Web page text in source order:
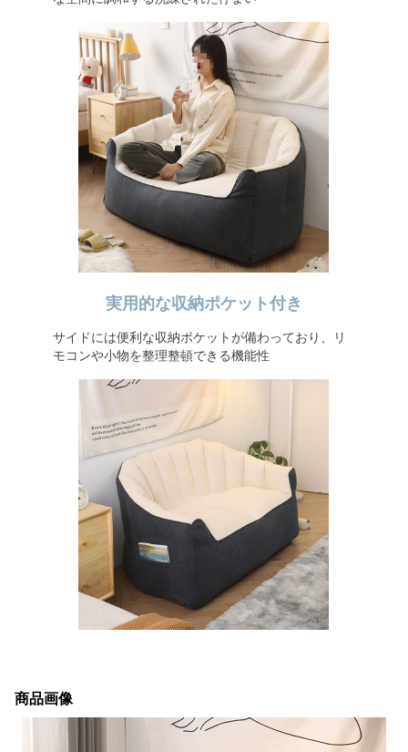
実用的な収納ポケット付き
サイドには便利な収納ポケットが備わっており、リ
モコンや小物を整理整頓できる機能性
商品画像